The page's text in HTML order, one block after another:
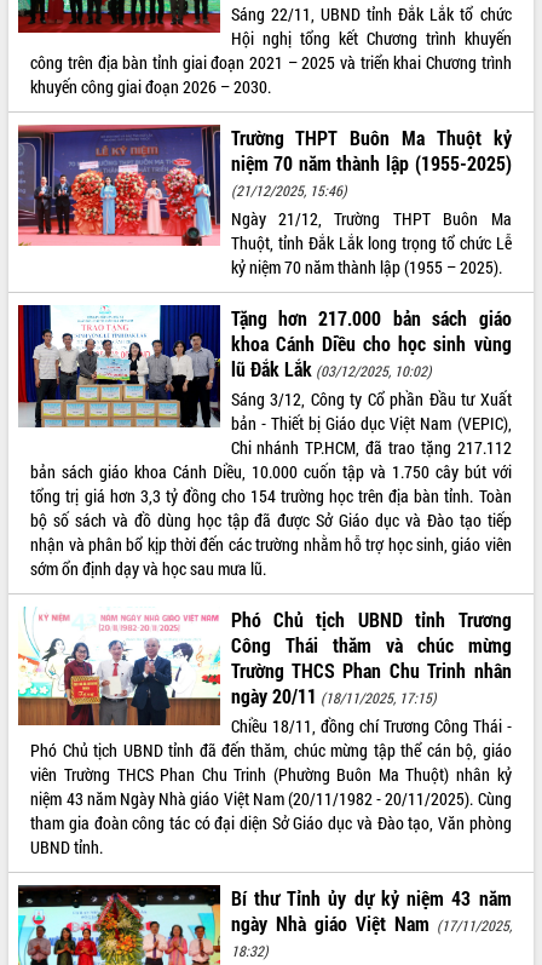
VIDEO
Không có file video nào để phát.
ALBUM ẢNH
LIÊN KẾT WEB
THỐNG KÊ TRUY CẬP
Hôm nay: 14400
Tất cả: 66027140
Sáng 22/11, UBND tỉnh Đắk Lắk tổ chức
Hội nghị tổng kết Chương trình khuyến
công trên địa bàn tỉnh giai đoạn 2021 – 2025 và triển khai Chương trình
khuyến công giai đoạn 2026 – 2030.
Trường THPT Buôn Ma Thuột kỷ
niệm 70 năm thành lập (1955-2025)
(21/12/2025, 15:46)
Ngày 21/12, Trường THPT Buôn Ma
Thuột, tỉnh Đắk Lắk long trọng tổ chức Lễ
kỷ niệm 70 năm thành lập (1955 – 2025).
Tặng hơn 217.000 bản sách giáo
khoa Cánh Diều cho học sinh vùng
lũ Đắk Lắk (03/12/2025, 10:02)
Sáng 3/12, Công ty Cổ phần Đầu tư Xuất
bản - Thiết bị Giáo dục Việt Nam (VEPIC),
Chi nhánh TP.HCM, đã trao tặng 217.112
bản sách giáo khoa Cánh Diều, 10.000 cuốn tập và 1.750 cây bút với
tổng trị giá hơn 3,3 tỷ đồng cho 154 trường học trên địa bàn tỉnh. Toàn
bộ số sách và đồ dùng học tập đã được Sở Giáo dục và Đào tạo tiếp
nhận và phân bổ kịp thời đến các trường nhằm hỗ trợ học sinh, giáo viên
sớm ổn định dạy và học sau mưa lũ.
Phó Chủ tịch UBND tỉnh Trương
Công Thái thăm và chúc mừng
Trường THCS Phan Chu Trinh nhân
ngày 20/11 (18/11/2025, 17:15)
Chiều 18/11, đồng chí Trương Công Thái -
Phó Chủ tịch UBND tỉnh đã đến thăm, chúc mừng tập thể cán bộ, giáo
viên Trường THCS Phan Chu Trinh (Phường Buôn Ma Thuột) nhân kỷ
niệm 43 năm Ngày Nhà giáo Việt Nam (20/11/1982 - 20/11/2025). Cùng
tham gia đoàn công tác có đại diện Sở Giáo dục và Đào tạo, Văn phòng
UBND tỉnh.
Bí thư Tỉnh ủy dự kỷ niệm 43 năm
ngày Nhà giáo Việt Nam (17/11/2025,
18:32)